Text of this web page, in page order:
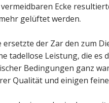
Ecke
gelüftet werden.
ersetzte der Zar den zum
tadellose Leistung, die
Bedingungen ganz
Qualität und einigen